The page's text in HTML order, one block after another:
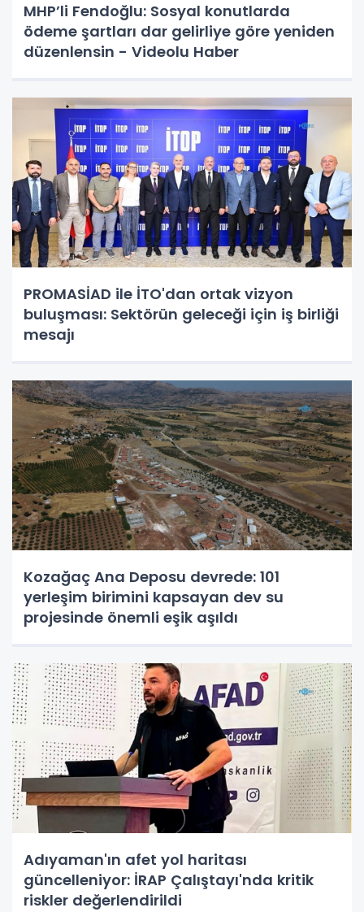
MHP’li Fendoğlu: Sosyal konutlarda
ödeme şartları dar gelirliye göre yeniden
düzenlensin - Videolu Haber
PROMASİAD ile İTO'dan ortak vizyon
buluşması: Sektörün geleceği için iş birliği
mesajı
Kozağaç Ana Deposu devrede: 101
yerleşim birimini kapsayan dev su
projesinde önemli eşik aşıldı
Adıyaman'ın afet yol haritası
güncelleniyor: İRAP Çalıştayı'nda kritik
riskler değerlendirildi